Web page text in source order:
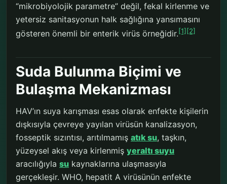
“mikrobiyolojik parametre” değil, fekal kirlenme ve
yetersiz sanitasyonun halk sağlığına yansımasını
gösteren önemli bir enterik virüs örneğidir.[1] [2]
Suda Bulunma Biçimi ve
Bulaşma Mekanizması
HAV’ın suya karışması esas olarak enfekte kişilerin
dışkısıyla çevreye yayılan virüsün kanalizasyon,
fosseptik sızıntısı, arıtılmamış atık su, taşkın,
yüzeysel akış veya kirlenmiş yeraltı suyu
aracılığıyla su kaynaklarına ulaşmasıyla
gerçekleşir. WHO, hepatit A virüsünün enfekte